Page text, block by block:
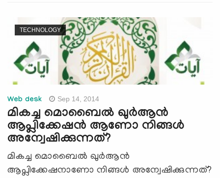
TECHNOLOGY
Web desk Sep 14, 2014
മികച്ച മൊബൈല്‍ ഖുര്‍ആന്‍
ആപ്ലിക്കേഷന്‍ ആണോ നിങ്ങള്‍
അന്വേഷിക്കുന്നത്?
മികച്ച മൊബൈല്‍ ഖുര്‍ആന്‍
ആപ്ലിക്കേഷനാണോ നിങ്ങള്‍ അന്വേഷിക്കുന്നത്?